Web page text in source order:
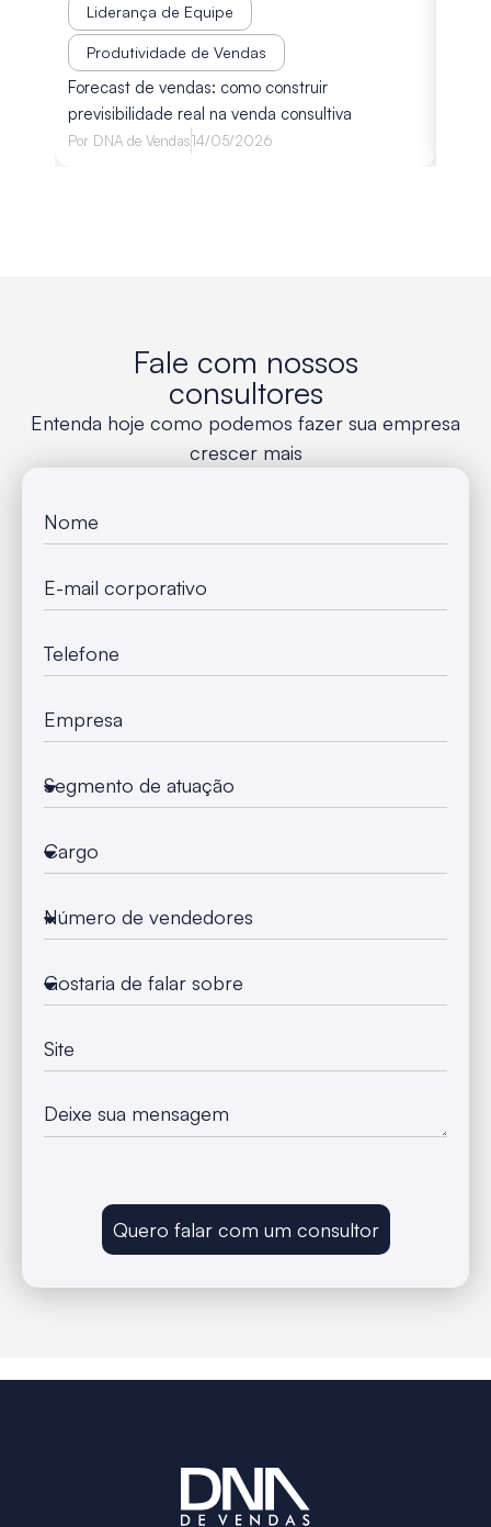
Liderança de Equipe
Produtividade de Vendas
Forecast de vendas: como construir
previsibilidade real na venda consultiva
Por DNA de Vendas14/05/2026
Fale com nossos
consultores
Entenda hoje como podemos fazer sua empresa
crescer mais
Quero falar com um consultor